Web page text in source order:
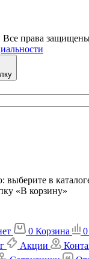
права
выберите в
«В корзину»
0 Корзина 0
Акции